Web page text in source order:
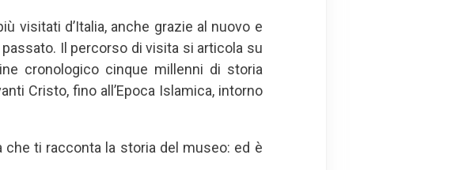
visitati d’Italia, anche grazie al nuovo e
Il percorso di visita si articola su
cronologico cinque millenni di storia
Cristo, fino all’Epoca Islamica, intorno
che ti racconta la storia del museo: ed è